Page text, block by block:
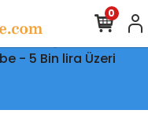
- Şeffaf Kargo
- 5 Bin lira Üzeri
0